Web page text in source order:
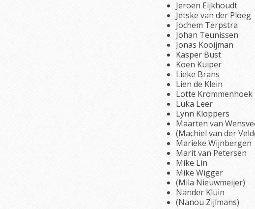
Jeroen Eijkhoudt
Jetske van der Ploeg
Jochem Terpstra
Johan Teunissen
Jonas Kooijman
Kasper Bust
Koen Kuiper
Lieke Brans
Lien de Klein
Lotte Krommenhoek
Luka Leer
Lynn Kloppers
Maarten van
(Machiel van der
Marieke Wijnbergen
Marit van Petersen
Mike Lin
Mike Wigger
(Mila Nieuwmeijer)
Nander Kluin
(Nanou Zijlmans)